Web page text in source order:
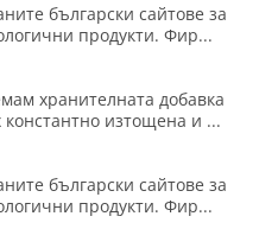
български сайтове за
продукти. Фир...
хранителната добавка
изтощена и ...
български сайтове за
продукти. Фир...